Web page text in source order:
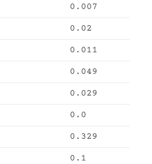
0.007
0.02
0.011
0.049
0.029
0.0
0.329
0.1